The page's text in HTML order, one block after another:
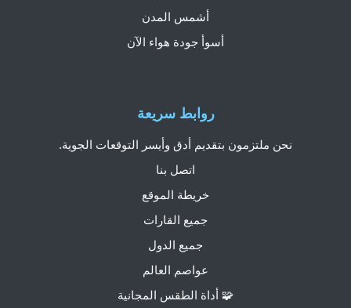
روابط سريعة
نحن ملتزمون بتقديم أدق وأيسر التوقعات الجوية.
اتصل بنا
خريطة الموقع
جميع القارات
جميع الدول
عواصم العالم
🧩 أداة الطقس المجانية
أشمس المدن
أسوأ جودة هواء الآن